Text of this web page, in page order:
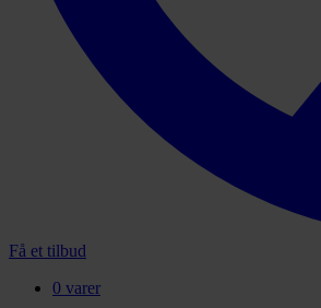
Få et tilbud
0 varer